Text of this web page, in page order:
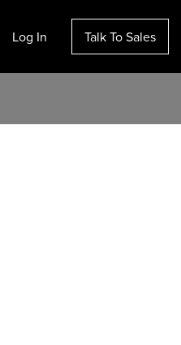
Log In Talk To Sales